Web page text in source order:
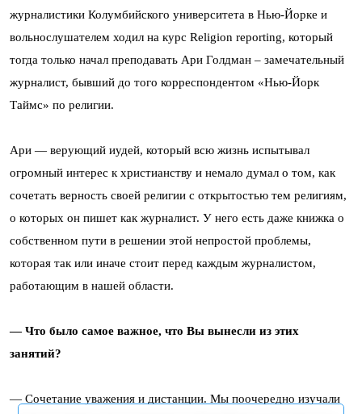
журналистики Колумбийского университета в Нью-Йорке и
вольнослушателем ходил на курс Religion reporting, который
тогда только начал преподавать Ари Голдман – замечательный
журналист, бывший до того корреспондентом «Нью-Йорк
Таймс» по религии.
Ари — верующий иудей, который всю жизнь испытывал
огромный интерес к христианству и немало думал о том, как
сочетать верность своей религии с открытостью тем религиям,
о которых он пишет как журналист. У него есть даже книжка о
собственном пути в решении этой непростой проблемы,
которая так или иначе стоит перед каждым журналистом,
работающим в нашей области.
— Что было самое важное, что Вы вынесли из этих
занятий?
— Сочетание уважения и дистанции. Мы поочередно изучали